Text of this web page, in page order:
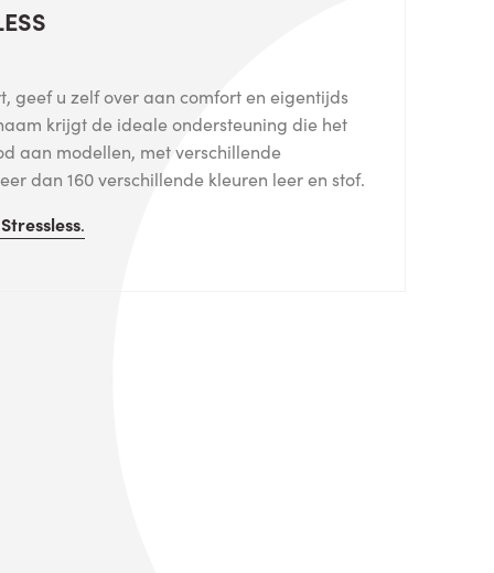
geef u zelf over aan comfort en eigentijds
krijgt de ideale ondersteuning die het
aan modellen, met verschillende
dan 160 verschillende kleuren leer en stof.
Stressless.